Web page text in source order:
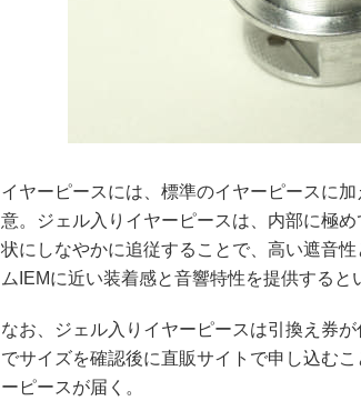
イヤーピースには、標準のイヤーピースに
意。ジェル入りイヤーピースは、内部に極
状にしなやかに追従することで、高い遮音
ムIEMに近い装着感と音響特性を提供すると
なお、ジェル入りイヤーピースは引換え券
でサイズを確認後に直販サイトで申し込む
ーピースが届く。